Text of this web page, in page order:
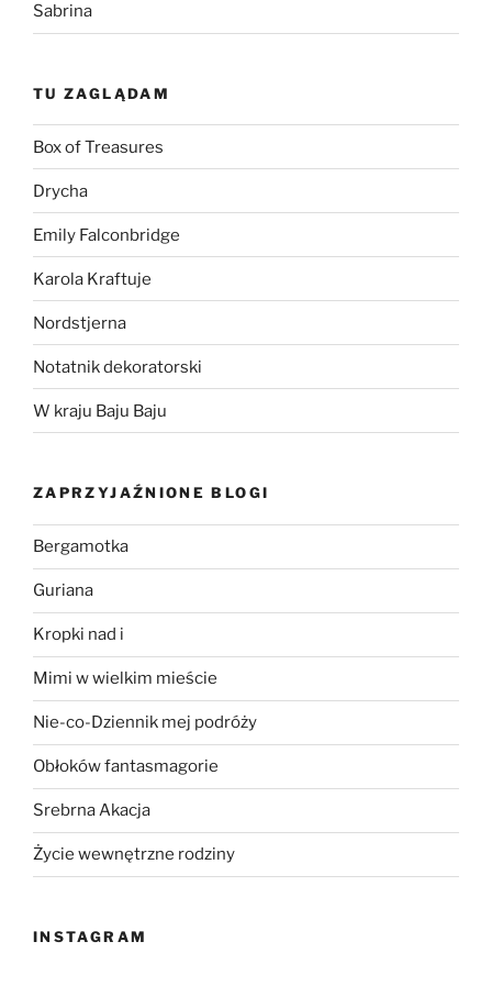
Sabrina
TU ZAGLĄDAM
Box of Treasures
Drycha
Emily Falconbridge
Karola Kraftuje
Nordstjerna
Notatnik dekoratorski
W kraju Baju Baju
ZAPRZYJAŹNIONE BLOGI
Bergamotka
Guriana
Kropki nad i
Mimi w wielkim mieście
Nie-co-Dziennik mej podróży
Obłoków fantasmagorie
Srebrna Akacja
Życie wewnętrzne rodziny
INSTAGRAM